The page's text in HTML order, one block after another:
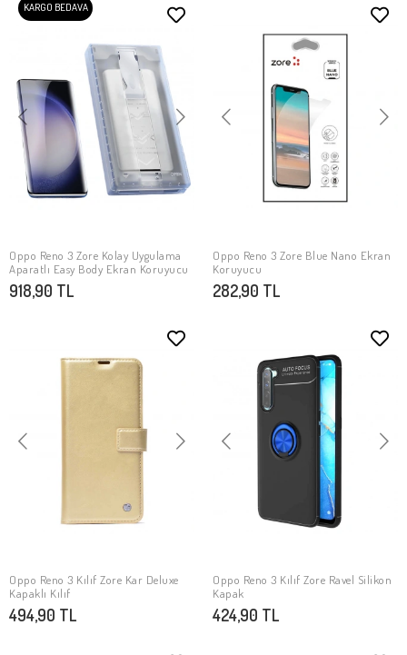
KARGO BEDAVA
SEPETE EKLE
Oppo Reno 3 Zore Kolay Uygulama
Aparatlı Easy Body Ekran Koruyucu
918,90 TL
SEPETE EKLE
Oppo Reno 3 Zore Blue Nano Ekran
Koruyucu
282,90 TL
SEPETE EKLE
Oppo Reno 3 Kılıf Zore Kar Deluxe
Kapaklı Kılıf
494,90 TL
SEPETE EKLE
Oppo Reno 3 Kılıf Zore Ravel Silikon
Kapak
424,90 TL